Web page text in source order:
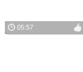
05:57